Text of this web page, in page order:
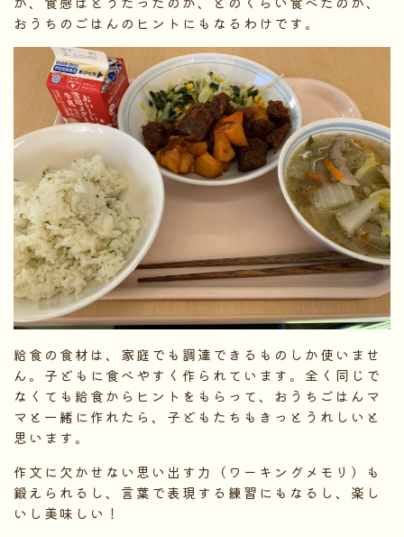
おうちのごはんのヒントにもなるわけです。
給食の食材は、家庭でも調達できるものしか使いませ
ん。子どもに食べやすく作られています。全く同じで
なくても給食からヒントをもらって、おうちごはんマ
マと一緒に作れたら、子どもたちもきっとうれしいと
思います。
作文に欠かせない思い出す力（ワーキングメモリ）も
鍛えられるし、言葉で表現する練習にもなるし、楽し
いし美味しい！